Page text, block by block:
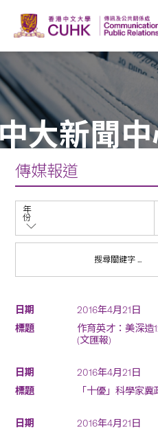
大新聞
傳媒報道
年
份
2016年4月21日
作育英才：美深造
(文匯報)
2016年4月21日
「十優」科學家
2016年4月21日